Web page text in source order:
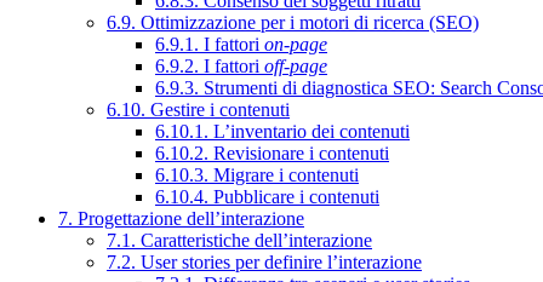
6.9. Ottimizzazione per i motori di ricerca (SEO)
6.9.1. I fattori on-page
6.9.2. I fattori off-page
6.9.3. Strumenti di diagnostica SEO: Search
6.10. Gestire i contenuti
6.10.1. L’inventario dei contenuti
6.10.2. Revisionare i contenuti
6.10.3. Migrare i contenuti
6.10.4. Pubblicare i contenuti
7. Progettazione dell’interazione
7.1. Caratteristiche dell’interazione
7.2. User stories per definire l’interazione